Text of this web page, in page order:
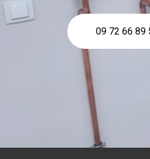
09 72 66 89